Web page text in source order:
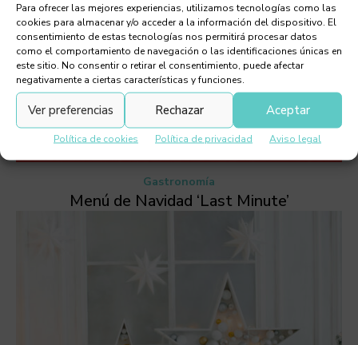
Para ofrecer las mejores experiencias, utilizamos tecnologías como las
cookies para almacenar y/o acceder a la información del dispositivo. El
consentimiento de estas tecnologías nos permitirá procesar datos
como el comportamiento de navegación o las identificaciones únicas en
este sitio. No consentir o retirar el consentimiento, puede afectar
negativamente a ciertas características y funciones.
Aceptar
Rechazar
Ver preferencias
Política de cookies Política de privacidad Aviso legal
Gastronomía
Menú de Navidad ‘Last Minute’